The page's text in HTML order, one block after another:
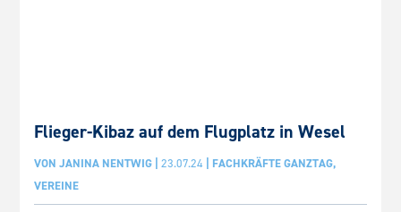
Flieger-Kibaz auf dem Flugplatz in Wesel
VONJANINA NENTWIG |23.07.24 FACHKRÄFTE GANZTAG,
VEREINE